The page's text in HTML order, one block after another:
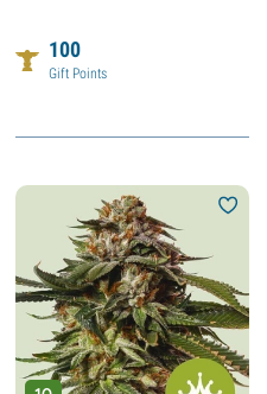
100
Gift Points